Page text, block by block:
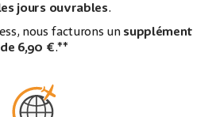
jours ouvrables.
nous facturons un supplément
de 6,90 €.**